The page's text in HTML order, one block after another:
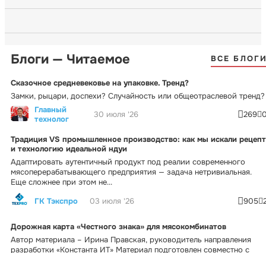
Блоги — Читаемое ВСЕ
Сказочное средневековье на упаковке. Тренд?
Замки, рыцари, доспехи? Случайность или общеотраслевой тренд?
Главный
технолог
30 июля '26 269
Традиция VS промышленное производство: как мы искали рецепт
и технологию идеальной ндуи
Адаптировать аутентичный продукт под реалии современного
мясоперерабатывающего предприятия — задача нетривиальная.
Еще сложнее при этом не...
ГК Тэкспро
03 июля '26 905
Дорожная карта «Честного знака» для мясокомбинатов
Автор материала – Ирина Правская, руководитель направления
разработки «Константа ИТ» Материал подготовлен совместно с